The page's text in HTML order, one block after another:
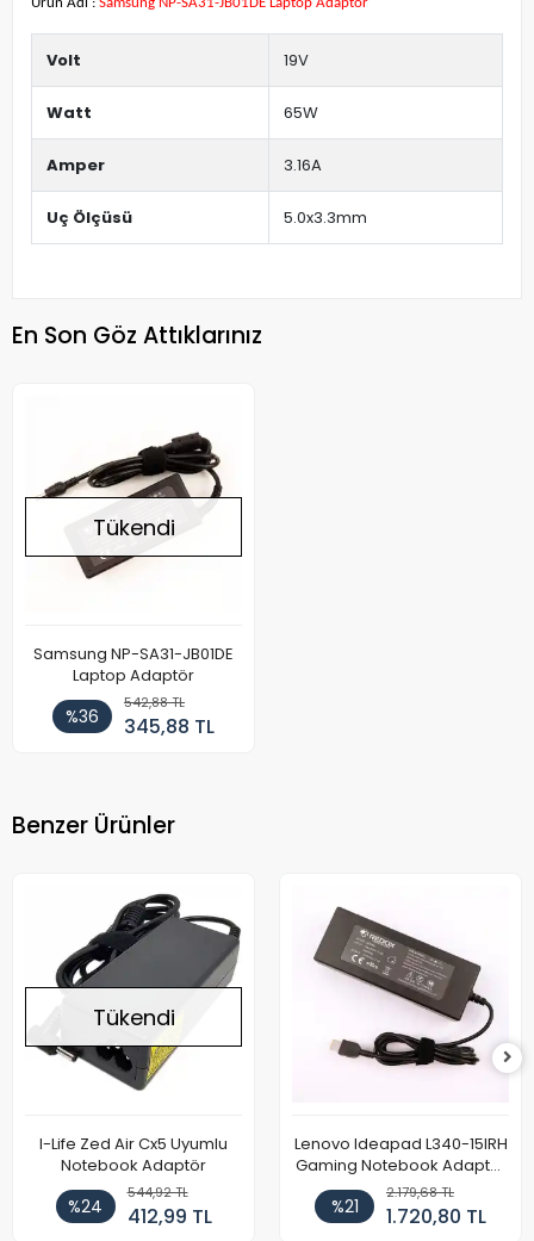
Ürün Adı : Samsung NP-SA31-JB01DE Laptop Adaptör
Volt 19V
Watt 65W
Amper 3.16A
Uç Ölçüsü 5.0x3.3mm
En Son Göz Attıklarınız
Tükendi
Samsung NP-SA31-JB01DE
Laptop Adaptör
%36
542,88 TL
345,88 TL
Benzer Ürünler
Tükendi
I-Life Zed Air Cx5 Uyumlu
Notebook Adaptör
%24
544,92 TL
412,99 TL
Lenovo Ideapad L340-15IRH
Gaming Notebook Adaptör
Cihazı Şarj Aleti (150W)
%21
2.179,68 TL
1.720,80 TL